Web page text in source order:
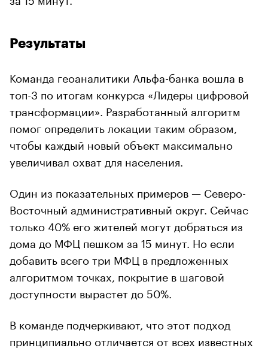
Результаты
Команда геоаналитики Альфа-банка вошла в
топ-3 по итогам конкурса «Лидеры цифровой
трансформации». Разработанный алгоритм
помог определить локации таким образом,
чтобы каждый новый объект максимально
увеличивал охват для населения.
Один из показательных примеров — Северо-
Восточный административный округ. Сейчас
только 40% его жителей могут добраться из
дома до МФЦ пешком за 15 минут. Но если
добавить всего три МФЦ в предложенных
алгоритмом точках, покрытие в шаговой
доступности вырастет до 50%.
В команде подчеркивают, что этот подход
принципиально отличается от всех известных